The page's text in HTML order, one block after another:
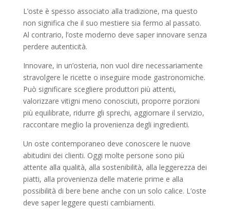
L’oste è spesso associato alla tradizione, ma questo
non significa che il suo mestiere sia fermo al passato.
Al contrario, l’oste moderno deve saper innovare senza
perdere autenticità.
Innovare, in un’osteria, non vuol dire necessariamente
stravolgere le ricette o inseguire mode gastronomiche.
Può significare scegliere produttori più attenti,
valorizzare vitigni meno conosciuti, proporre porzioni
più equilibrate, ridurre gli sprechi, aggiornare il servizio,
raccontare meglio la provenienza degli ingredienti.
Un oste contemporaneo deve conoscere le nuove
abitudini dei clienti. Oggi molte persone sono più
attente alla qualità, alla sostenibilità, alla leggerezza dei
piatti, alla provenienza delle materie prime e alla
possibilità di bere bene anche con un solo calice. L’oste
deve saper leggere questi cambiamenti.